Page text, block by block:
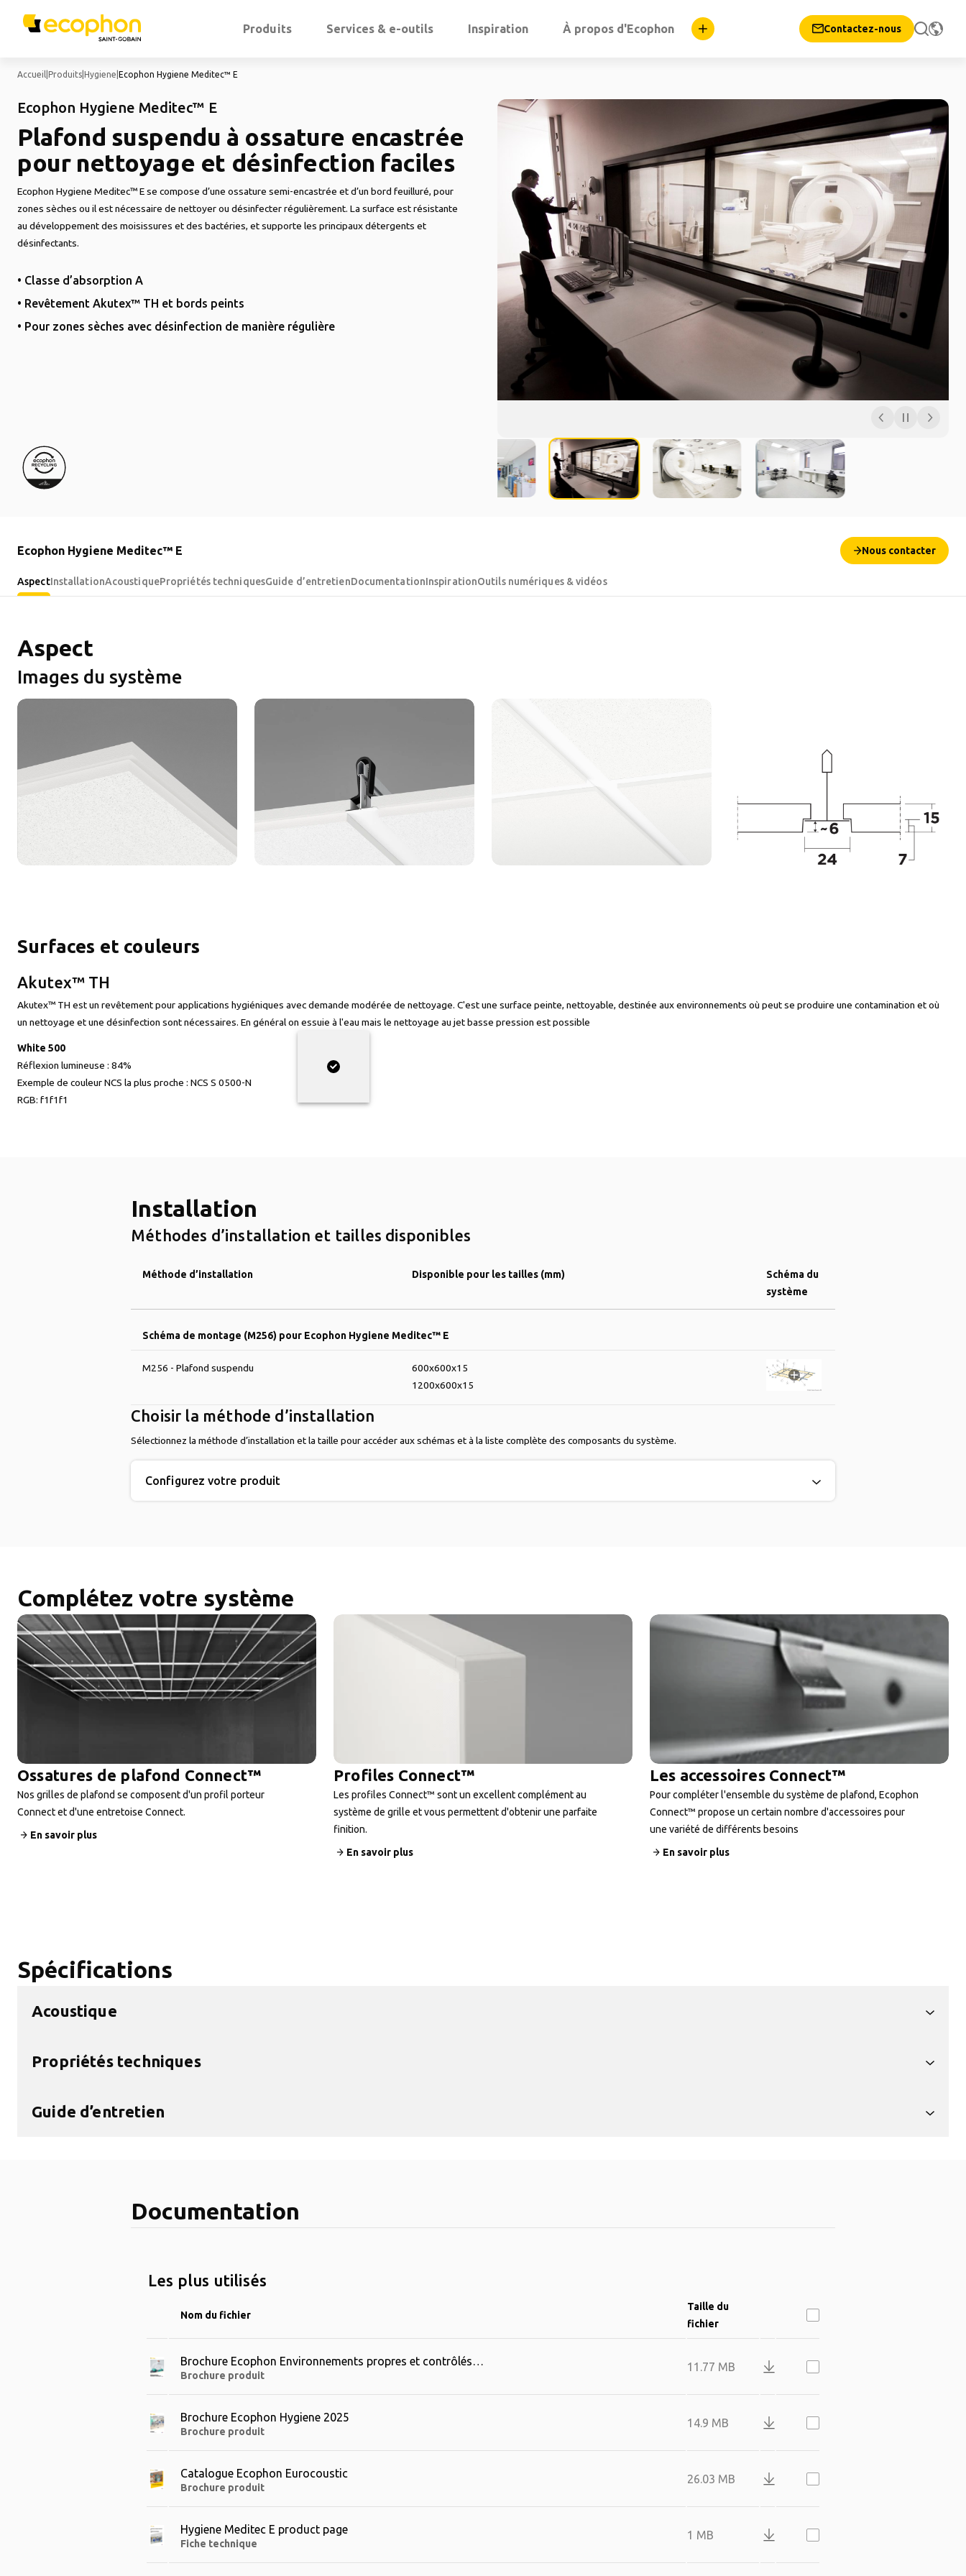
Produits Services & e-outils Inspiration À propos d'Ecophon Contactez-nous
Accueil Produits Hygiene Ecophon Hygiene Meditec™ E
Ecophon Hygiene Meditec™ E
Plafond suspendu à ossature encastrée
pour nettoyage et désinfection faciles
Ecophon Hygiene Meditec™ E se compose d’une ossature semi-encastrée et d’un bord feuilluré, pour
zones sèches ou il est nécessaire de nettoyer ou désinfecter régulièrement. La surface est résistante
au développement des moisissures et des bactéries, et supporte les principaux détergents et
désinfectants.
• Classe d’absorption A
• Revêtement Akutex™ TH et bords peints
• Pour zones sèches avec désinfection de manière régulière
Ecophon Hygiene Meditec™ E Nous contacter
AspectInstallationAcoustiquePropriétés techniquesGuide d’entretienDocumentationInspirationOutils numériques & vidéos
Aspect
Images du système
Surfaces et couleurs
Akutex™ TH
Akutex™ TH est un revêtement pour applications hygiéniques avec demande modérée de nettoyage. C'est une surface peinte, nettoyable, destinée aux environnements où peut se produire une contamination et où
un nettoyage et une désinfection sont nécessaires. En général on essuie à l'eau mais le nettoyage au jet basse pression est possible
White 500
Réflexion lumineuse : 84%
Exemple de couleur NCS la plus proche : NCS S 0500-N
RGB: f1f1f1
Installation
Méthodes d’installation et tailles disponibles
Méthode d’installation Disponible pour les tailles (mm)
Schéma du
système
Schéma de montage (M256) pour Ecophon Hygiene Meditec™ E
M256 - Plafond suspendu
600x600x15
1200x600x15
Choisir la méthode d’installation
Sélectionnez la méthode d’installation et la taille pour accéder aux schémas et à la liste complète des composants du système.
Configurez votre produit
Complétez votre système
Ossatures de plafond Connect™
Nos grilles de plafond se composent d'un profil porteur
Connect et d'une entretoise Connect.
En savoir plus
Profiles Connect™
Les profiles Connect™ sont un excellent complément au
système de grille et vous permettent d'obtenir une parfaite
finition.
En savoir plus
Les accessoires Connect™
Pour compléter l'ensemble du système de plafond, Ecophon
Connect™ propose un certain nombre d'accessoires pour
une variété de différents besoins
En savoir plus
Spécifications
Acoustique
Propriétés techniques
Guide d’entretien
Documentation
Les plus utilisés
Nom du fichier
Taille du
fichier
Brochure Ecophon Environnements propres et contrôlés…
Brochure produit
11.77 MB
Brochure Ecophon Hygiene 2025
Brochure produit
14.9 MB
Catalogue Ecophon Eurocoustic
Brochure produit
26.03 MB
Hygiene Meditec E product page
Fiche technique
1 MB